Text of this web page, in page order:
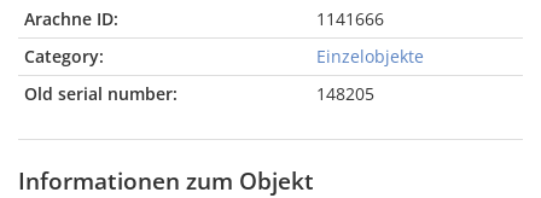
Arachne ID:
1141666
Category:
Einzelobjekte
Old serial number:
148205
Informationen zum Objekt